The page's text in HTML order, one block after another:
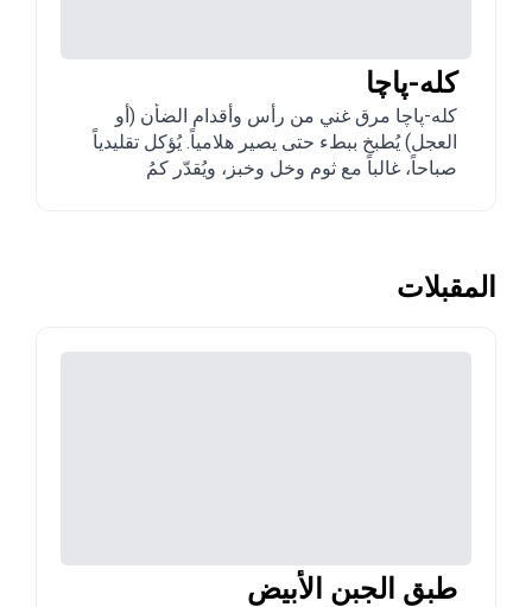
كله-پاچا
كله-پاچا مرق غني من رأس وأقدام الضأن (أو
العجل) يُطبخ ببطء حتى يصير هلامياً. يُؤكل تقليدياً
صباحاً، غالباً مع ثوم وخل وخبز، ويُقدّر كمُ
المقبلات
طبق الجبن الأبيض